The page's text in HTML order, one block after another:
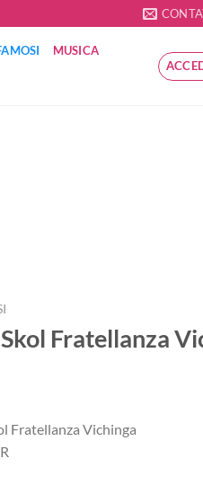
MUSICA
Fratellanza
Fratellanza Vichinga